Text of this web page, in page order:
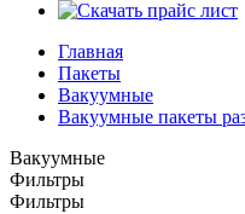
Главная
Пакеты
Вакуумные
Вакуумные пакеты
Вакуумные
Фильтры
Фильтры